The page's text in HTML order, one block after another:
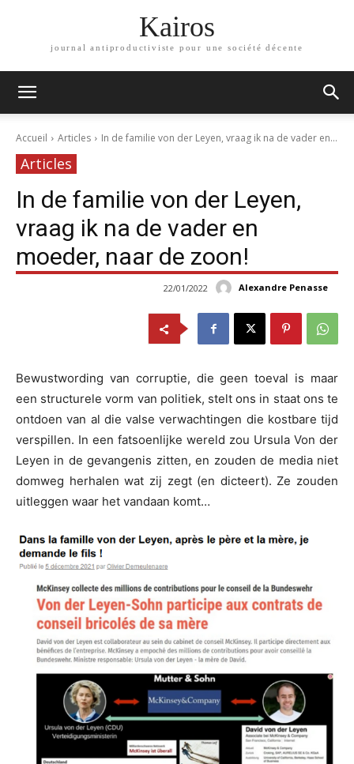
Kairos
journal antiproductiviste pour une société décente
Accueil Articles In de familie von der Leyen, vraag ik na de vader en...
Articles
In de familie von der Leyen,
vraag ik na de vader en
moeder, naar de zoon!
Alexandre Penasse
22/01/2022
Bewustwording van corruptie, die geen toeval is maar
een structurele vorm van politiek, stelt ons in staat ons te
ontdoen van al die valse verwachtingen die kostbare tijd
verspillen. In een fatsoenlijke wereld zou Ursula Von der
Leyen in de gevangenis zitten, en zouden de media niet
domweg herhalen wat zij zegt (en dicteert). Ze zouden
uitleggen waar het vandaan komt…